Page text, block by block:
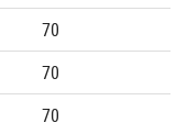
70
70
70